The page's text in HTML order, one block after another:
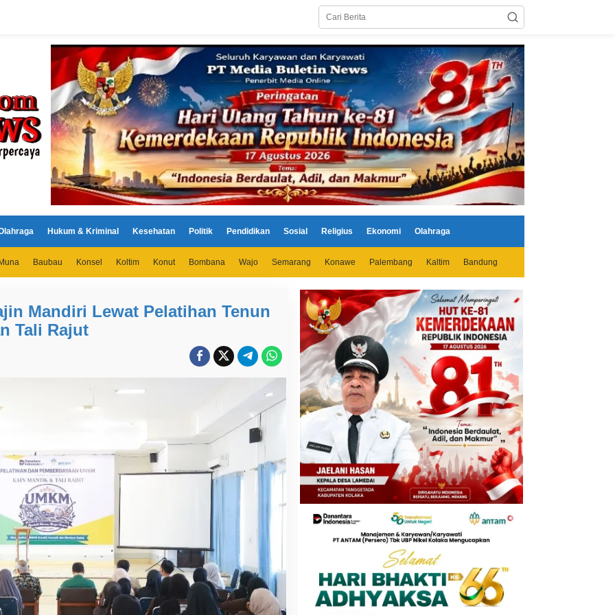
Hukum & Kriminal Kesehatan Politik Pendidikan Sosial Religius Ekonomi Olahraga
Baubau Konsel Koltim Konut Bombana Wajo Semarang Konawe Palembang Kaltim Bandung
Mandiri Lewat Pelatihan Tenun
Tali Rajut